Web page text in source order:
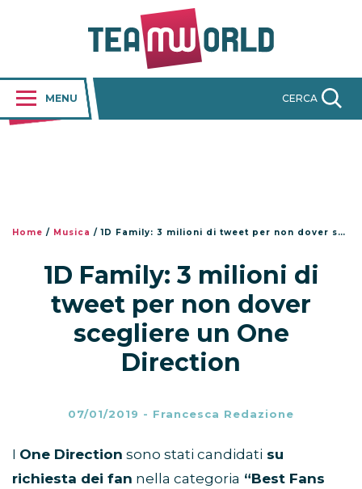
MENU CERCA
Home / Musica /1D Family: 3 milioni di tweet per non dover scegliere un One Direction
1D Family: 3 milioni di
tweet per non dover
scegliere un One
Direction
07/01/2019 - Francesca Redazione
I One Direction sono stati candidati su
richiesta dei fan nella categoria “Best Fans